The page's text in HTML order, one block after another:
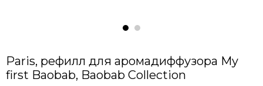
Paris, рефилл для аромадиффузора My
first Baobab, Baobab Collection